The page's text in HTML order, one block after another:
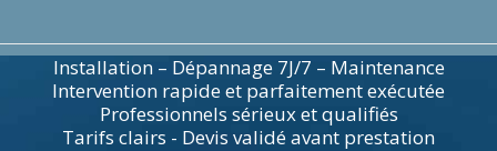
Installation – Dépannage 7J/7 – Maintenance
Intervention rapide et parfaitement exécutée
Professionnels sérieux et qualifiés
Tarifs clairs - Devis validé avant prestation